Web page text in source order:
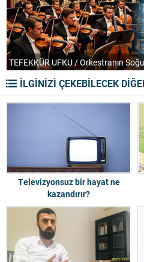
TEFEKKÜR UFKU / Orkestranın
İLGİNİZİ ÇEKEBİLECEK
Televizyonsuz bir hayat ne
kazandırır?